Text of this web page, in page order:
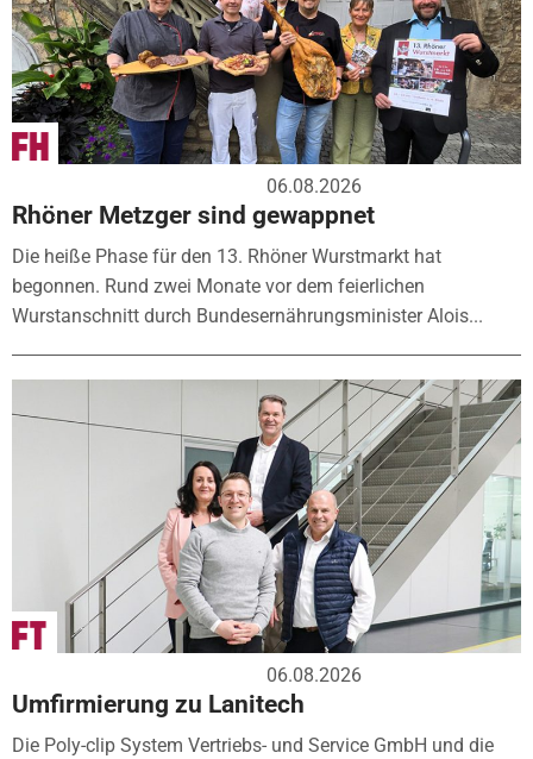
06.08.2026
Rhöner Metzger sind gewappnet
Die heiße Phase für den 13. Rhöner Wurstmarkt hat
begonnen. Rund zwei Monate vor dem feierlichen
Wurstanschnitt durch Bundesernährungsminister Alois...
06.08.2026
Umfirmierung zu Lanitech
Die Poly-clip System Vertriebs- und Service GmbH und die